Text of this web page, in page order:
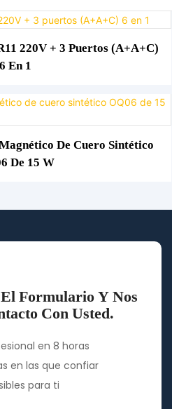
220V + 3 Puertos (A+A+C)
6 En 1
De Cuero Sintético
De 15 W
Formulario Y Nos
Con Usted.
en 8 horas
en las que confiar
para ti